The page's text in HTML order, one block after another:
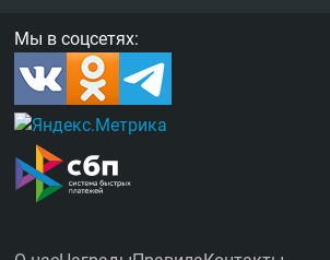
Мы в соцсетях: